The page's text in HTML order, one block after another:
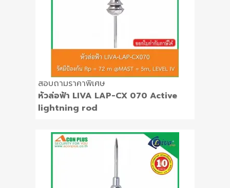
สอบถามราคาพิเศษ
หัวล่อฟ้า LIVA LAP-CX 070 Active
lightning rod